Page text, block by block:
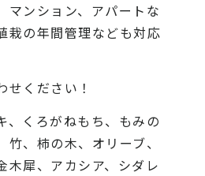
マンション、アパートな
栽の年間管理なども対応
せください！
、くろがねもち、もみの
、柿の木、オリーブ、
木犀、アカシア、シダレ